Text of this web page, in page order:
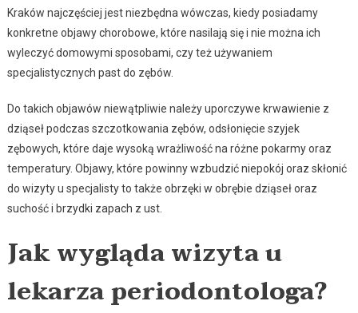
Kraków najczęściej jest niezbędna wówczas, kiedy posiadamy
konkretne objawy chorobowe, które nasilają się i nie można ich
wyleczyć domowymi sposobami, czy też używaniem
specjalistycznych past do zębów.
Do takich objawów niewątpliwie należy uporczywe krwawienie z
dziąseł podczas szczotkowania zębów, odsłonięcie szyjek
zębowych, które daje wysoką wrażliwość na różne pokarmy oraz
temperatury. Objawy, które powinny wzbudzić niepokój oraz skłonić
do wizyty u specjalisty to także obrzęki w obrębie dziąseł oraz
suchość i brzydki zapach z ust.
Jak wygląda wizyta u
lekarza periodontologa?